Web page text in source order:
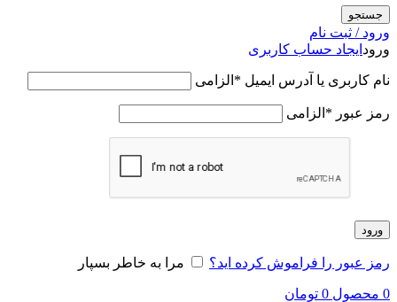
جستجو
ورود / ثبت نام
ورود ایجاد حساب کاربری
نام کاربری یا آدرس ایمیل * الزامی
رمز عبور * الزامی
ورود
رمز عبور را فراموش کرده اید؟ مرا به خاطر بسپار
0 محصول 0 تومان